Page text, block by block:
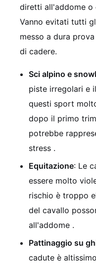
diretti all'addome o
Vanno evitati tutti
messo a dura
di cadere.
Sci alpino e
piste irregolari e
questi sport
dopo il primo
potrebbe
stress .
Equitazione: Le
essere molto
rischio è troppo
del cavallo
all'addome .
Pattinaggio su
cadute è